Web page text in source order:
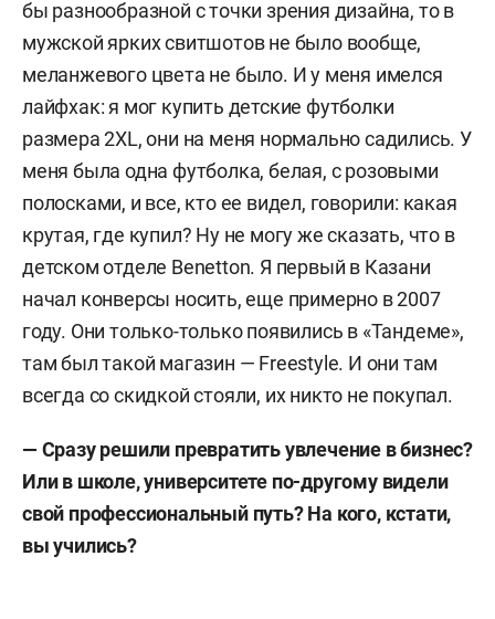
бы разнообразной с точки зрения дизайна, то в
мужской ярких свитшотов не было вообще,
меланжевого цвета не было. И у меня имелся
лайфхак: я мог купить детские футболки
размера 2XL, они на меня нормально садились. У
меня была одна футболка, белая, с розовыми
полосками, и все, кто ее видел, говорили: какая
крутая, где купил? Ну не могу же сказать, что в
детском отделе Benetton. Я первый в Казани
начал конверсы носить, еще примерно в 2007
году. Они только-только появились в «Тандеме»,
там был такой магазин — Freestyle. И они там
всегда со скидкой стояли, их никто не покупал.
— Сразу решили превратить увлечение в бизнес?
Или в школе, университете по-другому видели
свой профессиональный путь? На кого, кстати,
вы учились?